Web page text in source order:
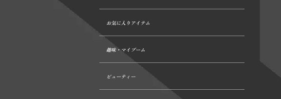
お気に入りアイテム
趣味・マイブーム
ビューティー